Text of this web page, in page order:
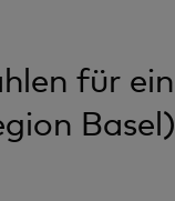
für ein
Basel)